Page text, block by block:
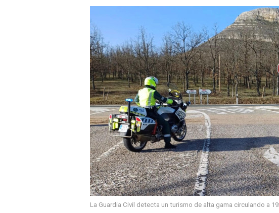
La Guardia Civil detecta un turismo de alta gama circulando a